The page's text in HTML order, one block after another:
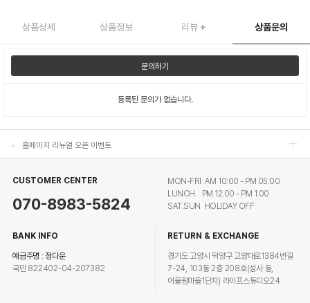
상품상세 상품정보 리뷰 + 상품문의
문의하기
등록된 문의가 없습니다.
홈페이지 리뉴얼 오픈 이벤트
CUSTOMER CENTER
070-8983-5824
MON-FRI AM 10:00 - PM 05:00
LUNCH PM 12:00 - PM 1:00
SAT.SUN HOLIDAY OFF
BANK INFO
예금주명 : 정다운
국민 822402-04-207382
RETURN & EXCHANGE
경기도 고양시 덕양구 고양대로1384번길
7-24, 103동 2층 208호(성사 동,
어울림마을1단지) 라이프스튜디오24